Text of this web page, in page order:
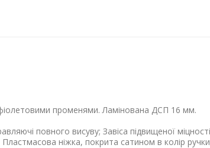
променями. Ламінована ДСП 16 мм.
повного висуву; Завіса підвищеної
ніжка, покрита сатином в колір